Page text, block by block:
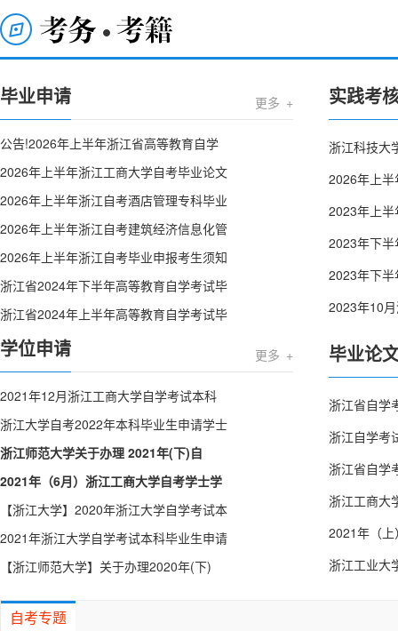
考务考籍
毕业申请 更多 +
公告!2026年上半年浙江省高等教育自学
2026年上半年浙江工商大学自考毕业论文
2026年上半年浙江自考酒店管理专科毕业
2026年上半年浙江自考建筑经济信息化管
2026年上半年浙江自考毕业申报考生须知
浙江省2024年下半年高等教育自学考试毕
浙江省2024年上半年高等教育自学考试毕
学位申请 更多 +
2021年12月浙江工商大学自学考试本科
浙江大学自考2022年本科毕业生申请学士
浙江师范大学关于办理 2021年(下)自
2021年（6月）浙江工商大学自考学士学
【浙江大学】2020年浙江大学自学考试本
2021年浙江大学自学考试本科毕业生申请
【浙江师范大学】关于办理2020年(下)
实践考
浙江科技大
2026年上
2023年上
2023年下
2023年下
2023年10
毕业论
浙江省自学
浙江自学考
浙江省自学
2021年（
浙江工业大
自考专题